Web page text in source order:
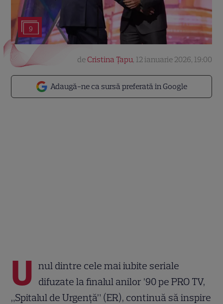
9
Adaugă-ne ca sursă preferată în Google
de Cristina Țapu, 12 ianuarie 2026, 19:00
U nul dintre cele mai iubite seriale
difuzate la finalul anilor ’90 pe PRO TV,
„Spitalul de Urgență” (ER), continuă să inspire